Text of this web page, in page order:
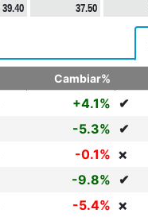
39.40 37.50
Cambiar%
+4.1% ✔
-5.3% ✔
-0.1% ❌
-9.8% ✔
-5.4% ❌